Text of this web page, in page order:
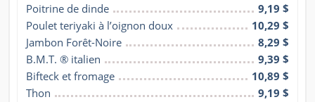
Poitrine de dinde
9,19 $
Poulet teriyaki à l’oignon doux
10,29 $
Jambon Forêt-Noire
8,29 $
B.M.T. ® italien
9,39 $
Bifteck et fromage
10,89 $
Thon
9,19 $